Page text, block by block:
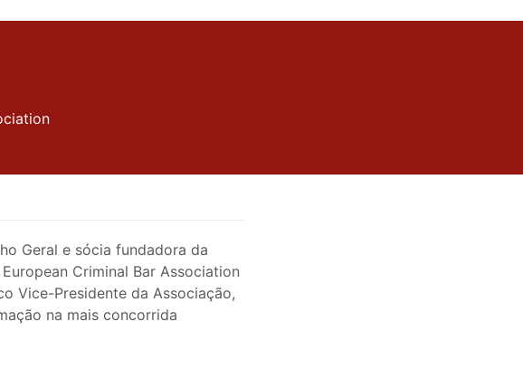
Geral e sócia fundadora da
Criminal Bar Association
Vice-Presidente da Associação,
na mais concorrida